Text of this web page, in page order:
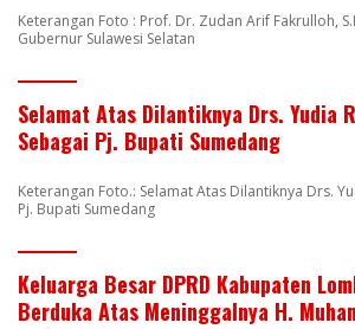
Keterangan Foto : Prof. Dr. Zudan Arif Fakrulloh,
Gubernur Sulawesi Selatan
Selamat Atas Dilantiknya Drs. Yudia
Sebagai Pj. Bupati Sumedang
Keterangan Foto.: Selamat Atas Dilantiknya Drs.
Pj. Bupati Sumedang
Keluarga Besar DPRD Kabupaten
Berduka Atas Meninggalnya H.